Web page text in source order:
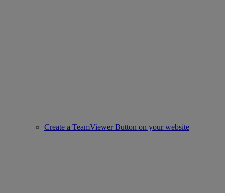
Create a TeamViewer Button on your website